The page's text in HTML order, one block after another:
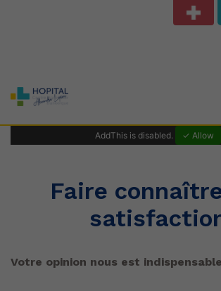
Notre offre de soins
Patients Public
Professionnels de santé
AddThis is disabled. ✓ Allow
Faire
Votre opinion nous est